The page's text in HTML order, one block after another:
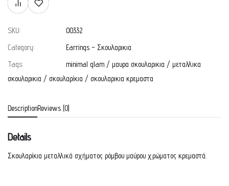
SKU:
00332
Category:
Earrings - Σκουλαρικια
Tags:
minimal glam / μαυρα σκουλαρικια / μεταλλικα
σκουλαρικια / σκουλαρίκια / σκουλαρικια κρεμαστα
DescriptionReviews (0)
Details
Σκουλαρίκια μεταλλικά σχήματος ρόμβου μαύρου χρώματος κρεμαστά.